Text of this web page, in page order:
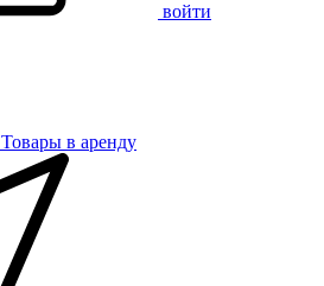
войти
Товары в аренду